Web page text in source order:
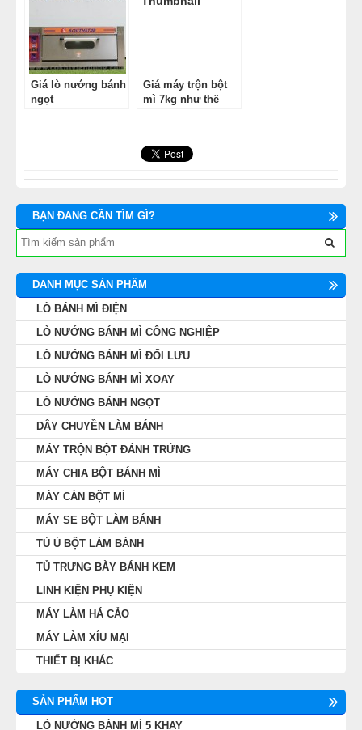
Giá lò nướng bánh
ngọt
Giá máy trộn bột
mì 7kg như thế
BẠN ĐANG CẦN TÌM GÌ?
DANH MỤC SẢN PHẨM
LÒ BÁNH MÌ ĐIỆN
LÒ NƯỚNG BÁNH MÌ CÔNG NGHIỆP
LÒ NƯỚNG BÁNH MÌ ĐỐI LƯU
LÒ NƯỚNG BÁNH MÌ XOAY
LÒ NƯỚNG BÁNH NGỌT
DÂY CHUYỀN LÀM BÁNH
MÁY TRỘN BỘT ĐÁNH TRỨNG
MÁY CHIA BỘT BÁNH MÌ
MÁY CÁN BỘT MÌ
MÁY SE BỘT LÀM BÁNH
TỦ Ủ BỘT LÀM BÁNH
TỦ TRƯNG BÀY BÁNH KEM
LINH KIỆN PHỤ KIỆN
MÁY LÀM HÁ CẢO
MÁY LÀM XÍU MẠI
THIẾT BỊ KHÁC
SẢN PHẨM HOT
LÒ NƯỚNG BÁNH MÌ 5 KHAY